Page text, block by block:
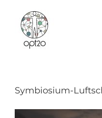
springen
Symbiosium-